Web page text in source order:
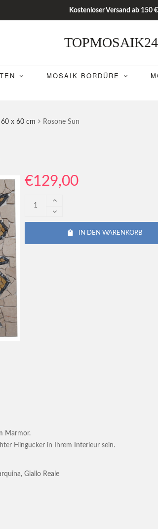
Kostenloser Versand ab 150 €
TOPMOSAIK24
MOSAIK BORDÜRE
60 x 60 cm Rosone Sun
€129,00
IN DEN WARENKORB
Marmor.
Hingucker in Ihrem Interieur sein.
Giallo Reale